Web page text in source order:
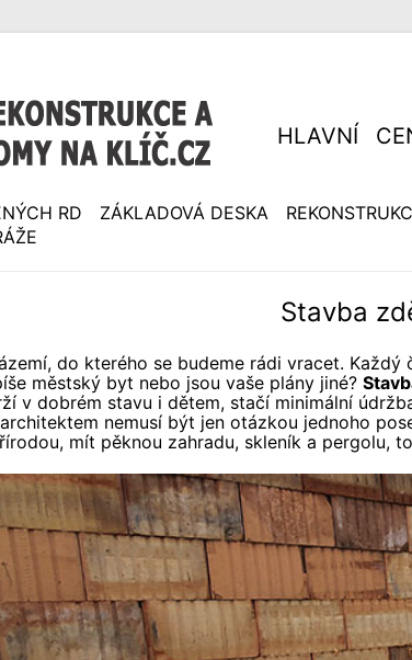
HLAVNÍ
RD ZÁKLADOVÁ DESKA
Stavba
do kterého se budeme rádi vracet.
městský byt nebo jsou vaše plány jiné?
v dobrém stavu i dětem, stačí minimální
nemusí být jen otázkou jednoho
mít pěknou zahradu, skleník a pergolu,